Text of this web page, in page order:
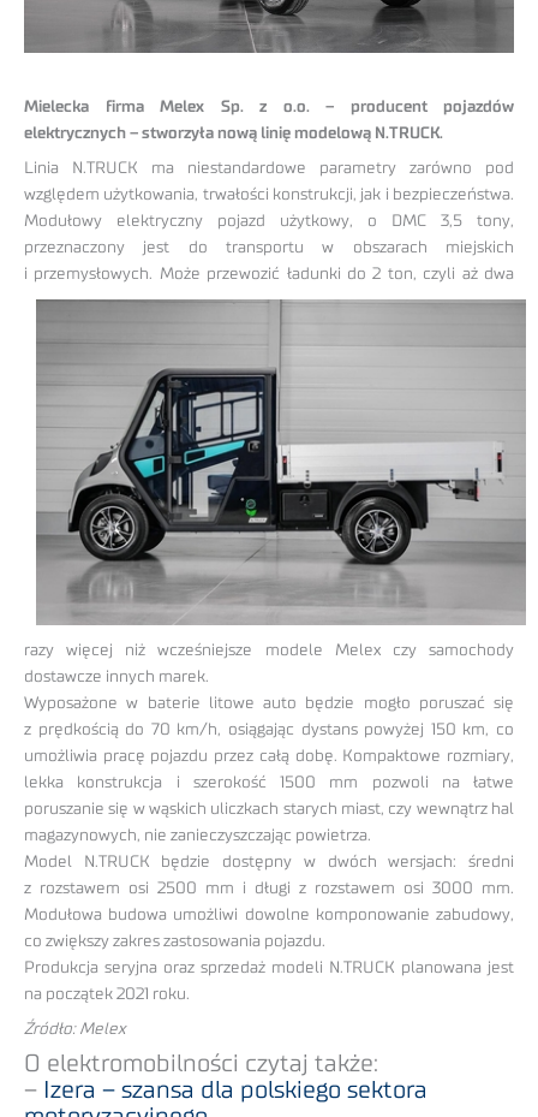
Mielecka firma Melex Sp. z o.o. – producent pojazdów
elektrycznych – stworzyła nową linię modelową N.TRUCK.
Linia N.TRUCK ma niestandardowe parametry zarówno pod
względem użytkowania, trwałości konstrukcji, jak i bezpieczeństwa.
Modułowy elektryczny pojazd użytkowy, o DMC 3,5 tony,
przeznaczony jest do transportu w obszarach miejskich
i przemysłowych. Może przewozić ładunki do 2 ton, czyli aż dwa
razy więcej niż wcześniejsze modele Melex czy samochody
dostawcze innych marek.
Wyposażone w baterie litowe auto będzie mogło poruszać się
z prędkością do 70 km/h, osiągając dystans powyżej 150 km, co
umożliwia pracę pojazdu przez całą dobę. Kompaktowe rozmiary,
lekka konstrukcja i szerokość 1500 mm pozwoli na łatwe
poruszanie się w wąskich uliczkach starych miast, czy wewnątrz hal
magazynowych, nie zanieczyszczając powietrza.
Model N.TRUCK będzie dostępny w dwóch wersjach: średni
z rozstawem osi 2500 mm i długi z rozstawem osi 3000 mm.
Modułowa budowa umożliwi dowolne komponowanie zabudowy,
co zwiększy zakres zastosowania pojazdu.
Produkcja seryjna oraz sprzedaż modeli N.TRUCK planowana jest
na początek 2021 roku.
Źródło: Melex
O elektromobilności czytaj także:
– Izera – szansa dla polskiego sektora